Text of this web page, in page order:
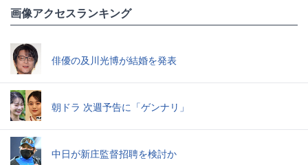
画像アクセスランキング
俳優の及川光博が結婚を発表
朝ドラ 次週予告に「ゲンナリ」
中日が新庄監督招聘を検討か